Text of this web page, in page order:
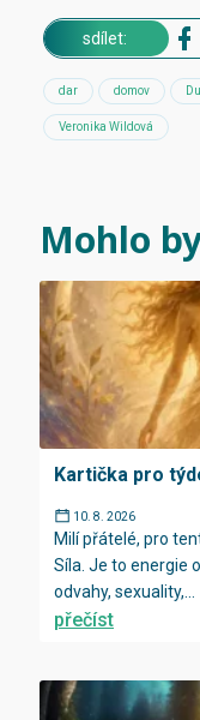
sdílet:
dar domov
Veronika Wildová
Mohlo
Kartička pro
10. 8. 2026
Milí přátelé, pro
Síla. Je to energie
odvahy, sexuality,...
přečíst